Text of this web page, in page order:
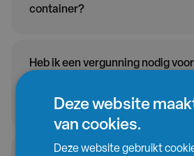
container?
Heb ik een vergunning nodig
openbare weg?
Deze website
van cookies.
Deze website gebruikt